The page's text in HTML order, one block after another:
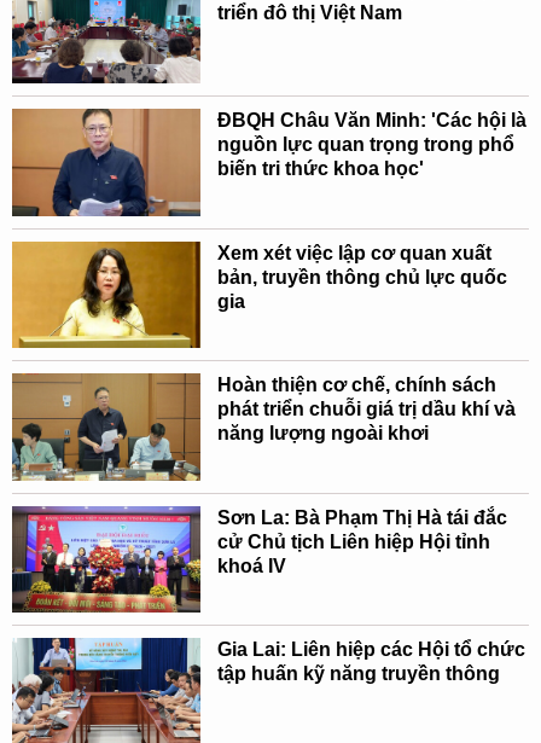
triển đô thị Việt Nam
ĐBQH Châu Văn Minh: 'Các hội là
nguồn lực quan trọng trong phổ
biến tri thức khoa học'
Xem xét việc lập cơ quan xuất
bản, truyền thông chủ lực quốc
gia
Hoàn thiện cơ chế, chính sách
phát triển chuỗi giá trị dầu khí và
năng lượng ngoài khơi
Sơn La: Bà Phạm Thị Hà tái đắc
cử Chủ tịch Liên hiệp Hội tỉnh
khoá IV
Gia Lai: Liên hiệp các Hội tổ chức
tập huấn kỹ năng truyền thông